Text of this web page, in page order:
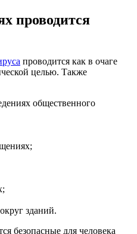
проводится
проводится как в очаге
целью. Также
общественного
зданий.
безопасные для человека